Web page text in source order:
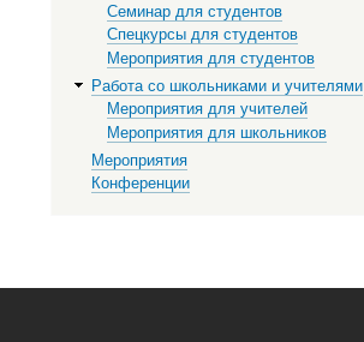
Семинар для студентов
Спецкурсы для студентов
Мероприятия для студентов
Работа со школьниками и учителями
Мероприятия для учителей
Мероприятия для школьников
Мероприятия
Конференции